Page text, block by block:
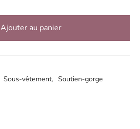
Ajouter au panier
Sous-vêtement, Soutien-gorge